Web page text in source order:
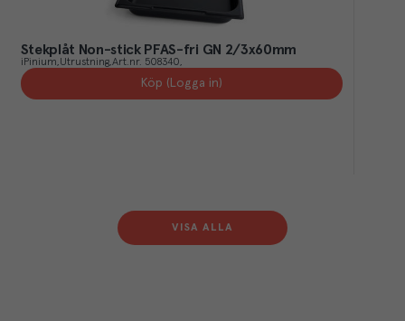
Stekplåt Non-stick PFAS-fri GN 2/3x60mm
iPinium Utrustning Art.nr. 508340
Köp (Logga in)
VISA ALLA